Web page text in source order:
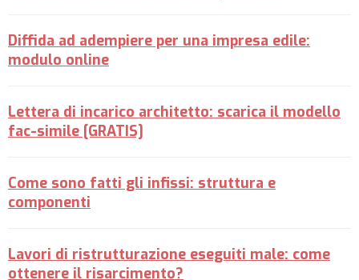
Diffida ad adempiere per una impresa edile:
modulo online
Lettera di incarico architetto: scarica il modello
fac-simile [GRATIS]
Come sono fatti gli infissi: struttura e
componenti
Lavori di ristrutturazione eseguiti male: come
ottenere il risarcimento?